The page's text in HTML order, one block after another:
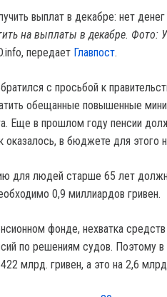
на выплаты в декабре. Фото:
передает Главпост.
с просьбой к
обещанные повышенные
Еще в прошлом году пенсии
оказалось, в бюджете для этого
для людей старше 65 лет
0,9 миллиардов гривен.
фонде, нехватка
по решениям судов. Поэтому
млрд. гривен, а это на 2,6